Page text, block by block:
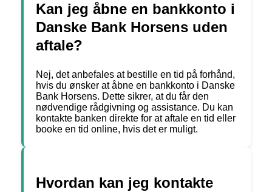
Kan jeg åbne en bankkonto i
Danske Bank Horsens uden
aftale?
Nej, det anbefales at bestille en tid på forhånd,
hvis du ønsker at åbne en bankkonto i Danske
Bank Horsens. Dette sikrer, at du får den
nødvendige rådgivning og assistance. Du kan
kontakte banken direkte for at aftale en tid eller
booke en tid online, hvis det er muligt.
Hvordan kan jeg kontakte